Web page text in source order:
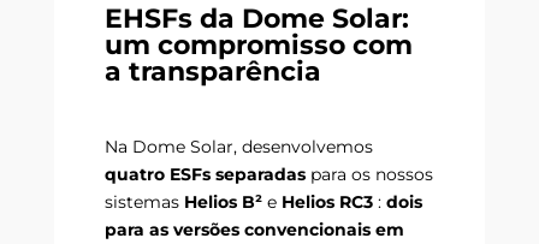
EHSFs da Dome Solar:
um compromisso com
a transparência
Na Dome Solar, desenvolvemos
quatro ESFs separadaspara os nossos
sistemas Helios B² e Helios RC3: dois
para as versões convencionais em